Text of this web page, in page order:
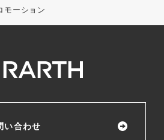
モーション
い合わせ